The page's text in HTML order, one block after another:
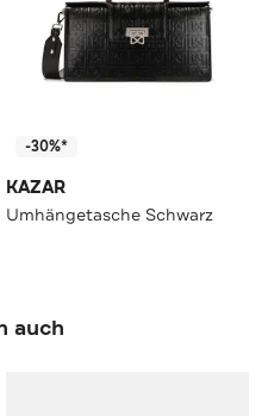
-30%*
KAZAR
Umhängetasche Schwarz
auch